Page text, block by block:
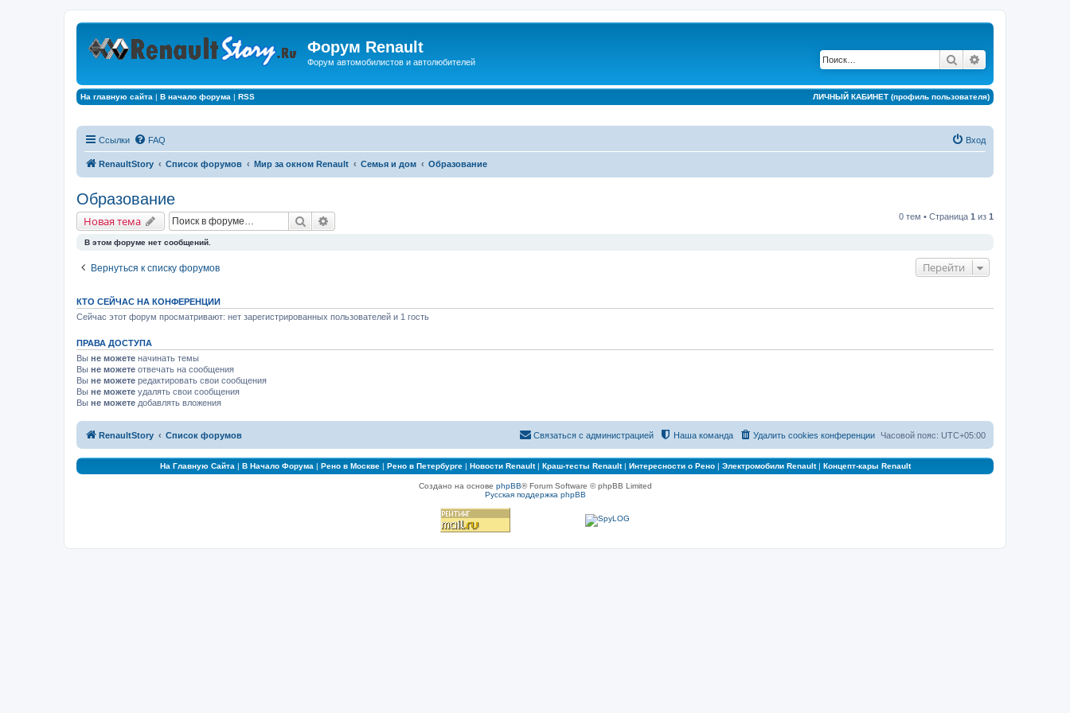
Форум Renault
Форум автомобилистов и автолюбителей Поиск
На главную сайта | В начало форума | RSS ЛИЧНЫЙ КАБИНЕТ (профиль пользователя)
Ссылки FAQ Вход
RenaultStory Список форумов Мир за окном Renault Семья и дом Образование
Образование
Новая тема Поиск 0 тем • Страница 1 из 1
В этом форуме нет сообщений.
Вернуться к списку форумов Перейти
КТО СЕЙЧАС НА КОНФЕРЕНЦИИ
Сейчас этот форум просматривают: нет зарегистрированных пользователей и 1 гость
ПРАВА ДОСТУПА
Вы не можете начинать темы
Вы не можете отвечать на сообщения
Вы не можете редактировать свои сообщения
Вы не можете удалять свои сообщения
Вы не можете добавлять вложения
RenaultStory Список форумов Часовой пояс: UTC+05:00
Удалить cookies конференции
Наша команда
Связаться с администрацией
На Главную Сайта | В Начало Форума | Рено в Москве| Рено в Петербурге| Новости Renault| Краш-тесты Renault| Интересности о Рено| Электромобили Renault| Концепт-кары Renault
Создано на основе phpBB® Forum Software © phpBB Limited
Русская поддержка phpBB